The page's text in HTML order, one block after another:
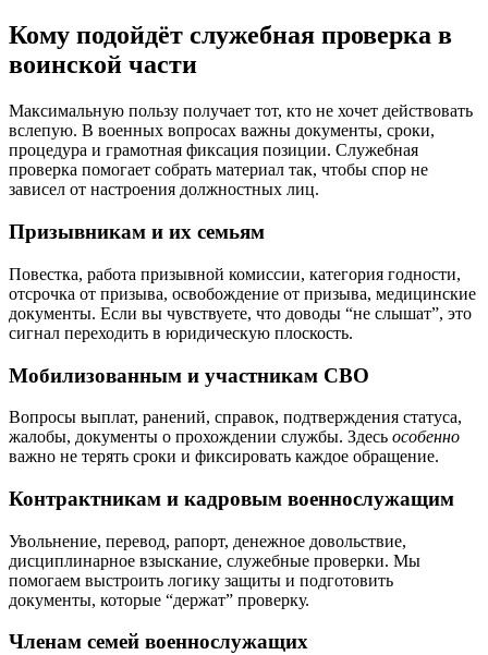
Кому подойдёт служебная проверка в
воинской части
Максимальную пользу получает тот, кто не хочет действовать
вслепую. В военных вопросах важны документы, сроки,
процедура и грамотная фиксация позиции. Служебная
проверка помогает собрать материал так, чтобы спор не
зависел от настроения должностных лиц.
Призывникам и их семьям
Повестка, работа призывной комиссии, категория годности,
отсрочка от призыва, освобождение от призыва, медицинские
документы. Если вы чувствуете, что доводы “не слышат”, это
сигнал переходить в юридическую плоскость.
Мобилизованным и участникам СВО
Вопросы выплат, ранений, справок, подтверждения статуса,
жалобы, документы о прохождении службы. Здесь особенно
важно не терять сроки и фиксировать каждое обращение.
Контрактникам и кадровым военнослужащим
Увольнение, перевод, рапорт, денежное довольствие,
дисциплинарное взыскание, служебные проверки. Мы
помогаем выстроить логику защиты и подготовить
документы, которые “держат” проверку.
Членам семей военнослужащих